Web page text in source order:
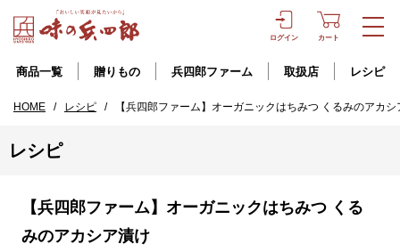
ログイン カート
商品一覧 贈りもの 兵四郎ファーム 取扱店 レシピ
HOME / レシピ / 【兵四郎ファーム】オーガニックはちみつ くるみのアカシ
レシピ
【兵四郎ファーム】オーガニックはちみつ くる
みのアカシア漬け